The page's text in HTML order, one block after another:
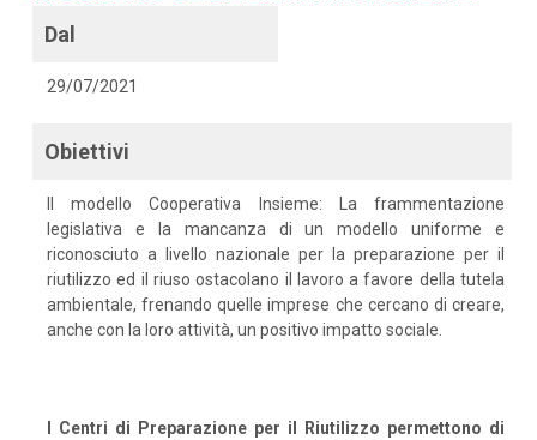
Dal
29/07/2021
Obiettivi
Il modello Cooperativa Insieme: La frammentazione
legislativa e la mancanza di un modello uniforme e
riconosciuto a livello nazionale per la preparazione per il
riutilizzo ed il riuso ostacolano il lavoro a favore della tutela
ambientale, frenando quelle imprese che cercano di creare,
anche con la loro attività, un positivo impatto sociale.
I Centri di Preparazione per il Riutilizzo permettono di